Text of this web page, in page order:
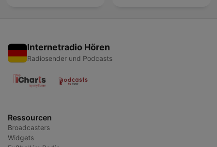
Internetradio Hören
Radiosender und Podcasts
Ressourcen
Broadcasters
Widgets